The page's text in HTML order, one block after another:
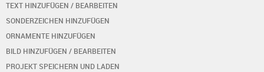
TEXT HINZUFÜGEN / BEARBEITEN
SONDERZEICHEN HINZUFÜGEN
ORNAMENTE HINZUFÜGEN
BILD HINZUFÜGEN / BEARBEITEN
PROJEKT SPEICHERN UND LADEN